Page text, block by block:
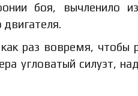
боя, вычленило
раз вовремя, чтобы
угловатый силуэт,